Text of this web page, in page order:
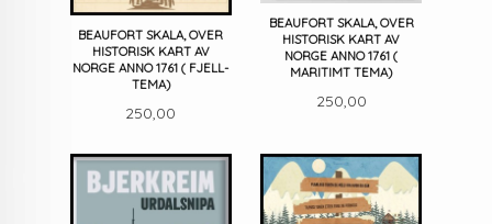
BEAUFORT SKALA, OVER
HISTORISK KART AV
NORGE ANNO 1761 ( FJELL-
TEMA)
Pris
250,00
BEAUFORT SKALA, OVER
HISTORISK KART AV
NORGE ANNO 1761 (
MARITIMT TEMA)
Pris
250,00